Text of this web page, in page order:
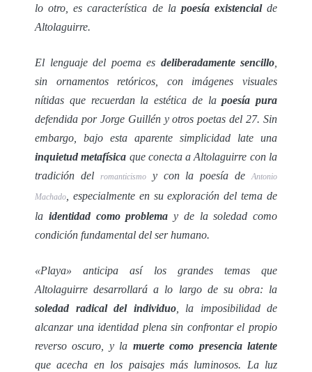
lo otro, es característica de la poesía existencialde
Altolaguirre.
El lenguaje del poema es deliberadamente sencillo
sin ornamentos retóricos, con imágenes visuales
nítidas que recuerdan la estética de lapoesía pura
defendida por Jorge Guillén y otros poetas del 27. Sin
embargo, bajo esta aparente simplicidad late una
inquietud metafísica que conecta a Altolaguirre con la
tradición del
romanticismoy con la poesía de Antonio
Machado
, especialmente en su exploración del tema de
la identidad como problema y de la soledad como
condición fundamental del ser humano.
«Playa» anticipa así los grandes temas que
Altolaguirre desarrollará a lo largo de su obra: la
soledad radical del individuo, la imposibilidad de
alcanzar una identidad plena sin confrontar el propio
reverso oscuro, y la muerte como presencia latente
que acecha en los paisajes más luminosos. La luz